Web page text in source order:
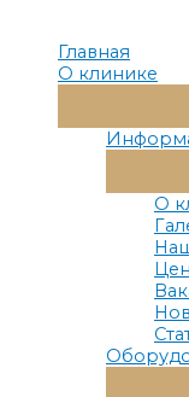
Главная
О клинике
О